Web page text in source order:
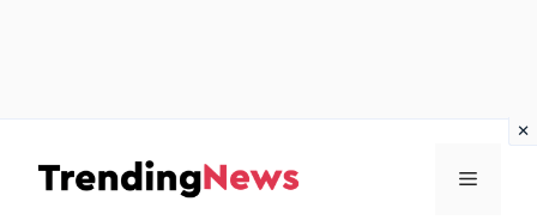
contenuto
Menu